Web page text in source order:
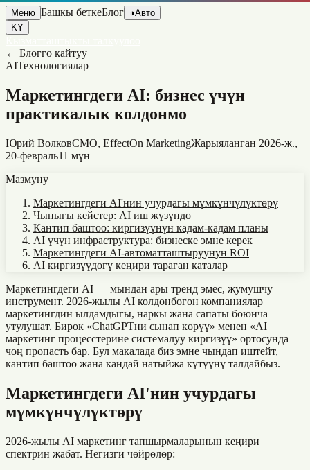
Меню Башкы беткеБлог ◑Авто
KY
← Блогго кайтуу
AIТехнологиялар
Маркетингдеги AI: бизнес үчүн
практикалык колдонмо
Юрий ВолковCMO, EffectOn MarketingЖарыяланган 2026-ж.,
20-февраль11 мүн
Мазмуну
Маркетингдеги AI'нин учурдагы мүмкүнчүлүктөрү
Чыныгы кейстер: AI иш жүзүндө
Кантип баштоо: киргизүүнүн кадам-кадам планы
AI үчүн инфраструктура: бизнеске эмне керек
Маркетингдеги AI-автоматташтыруунун ROI
AI киргизүүдөгү кеңири тараган каталар
Маркетингдеги AI — мындан ары тренд эмес, жумушчу
инструмент. 2026-жылы AI колдонбогон компаниялар
маркетингдин ылдамдыгы, наркы жана сапаты боюнча
утулушат. Бирок «ChatGPTни сынап көрүү» менен «AI
маркетинг процесстерине системалуу киргизүү» ортосунда
чоң пропасть бар. Бул макалада биз эмне чындап иштейт,
кантип баштоо жана кандай натыйжа күтүүнү талдайбыз.
Маркетингдеги AI'нин учурдагы
мүмкүнчүлүктөрү
2026-жылы AI маркетинг тапшырмаларынын кеңири
спектрин жабат. Негизги чөйрөлөр: